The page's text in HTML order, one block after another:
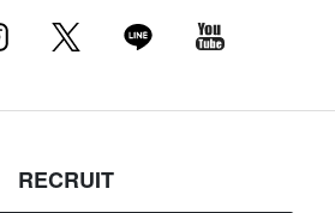
RECRUIT